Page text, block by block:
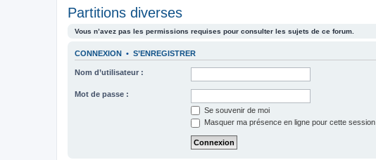
Partitions diverses
Vous n’avez pas les permissions requises pour consulter les sujets de ce forum.
CONNEXION • S’ENREGISTRER
Nom d’utilisateur :
Mot de passe :
Se souvenir de moi
Masquer ma présence en ligne pour cette session